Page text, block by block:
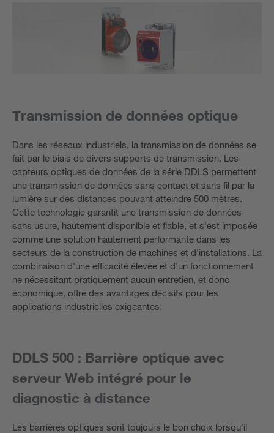
Transmission de données optique
Dans les réseaux industriels, la transmission de données se
fait par le biais de divers supports de transmission. Les
capteurs optiques de données de la série DDLS permettent
une transmission de données sans contact et sans fil par la
lumière sur des distances pouvant atteindre 500 mètres.
Cette technologie garantit une transmission de données
sans usure, hautement disponible et fiable, et s'est imposée
comme une solution hautement performante dans les
secteurs de la construction de machines et d'installations. La
combinaison d'une efficacité élevée et d'un fonctionnement
ne nécessitant pratiquement aucun entretien, et donc
économique, offre des avantages décisifs pour les
applications industrielles exigeantes.
DDLS 500 : Barrière optique avec
serveur Web intégré pour le
diagnostic à distance
Les barrières optiques sont toujours le bon choix lorsqu'il